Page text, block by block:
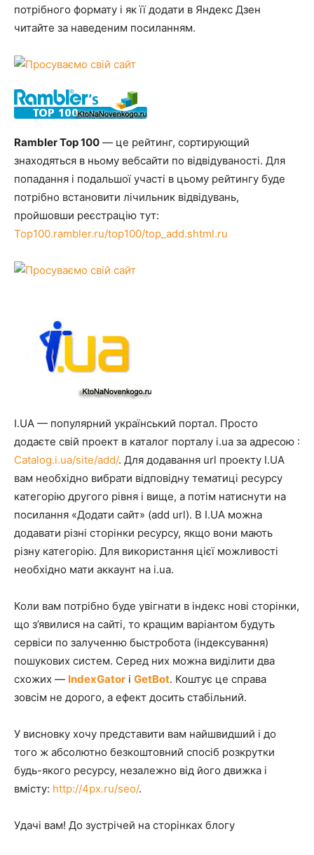
потрібного формату і як її додати в Яндекс Дзен
читайте за наведеним посиланням.
Rambler Top 100 — це рейтинг, сортирующий
знаходяться в ньому вебсайти по відвідуваності. Для
попадання і подальшої участі в цьому рейтингу буде
потрібно встановити лічильник відвідувань,
пройшовши реєстрацію тут:
Top100.rambler.ru/top100/top_add.shtml.ru
I.UA — популярний український портал. Просто
додаєте свій проект в каталог порталу i.ua за адресою :
Сatalog.i.ua/site/add/. Для додавання url проекту I.UA
вам необхідно вибрати відповідну тематиці ресурсу
категорію другого рівня і вище, а потім натиснути на
посилання «Додати сайт» (add url). В I.UA можна
додавати різні сторінки ресурсу, якщо вони мають
різну категорію. Для використання цієї можливості
необхідно мати аккаунт на i.ua.
Коли вам потрібно буде увігнати в індекс нові сторінки,
що з’явилися на сайті, то кращим варіантом будуть
сервіси по залученню быстробота (індексування)
пошукових систем. Серед них можна виділити два
схожих — IndexGator і GetBot. Коштує це справа
зовсім не дорого, а ефект досить стабільний.
У висновку хочу представити вам найшвидший і до
того ж абсолютно безкоштовний спосіб розкрутки
будь-якого ресурсу, незалежно від його движка і
вмісту: http://4px.ru/seo/.
Удачі вам! До зустрічей на сторінках блогу